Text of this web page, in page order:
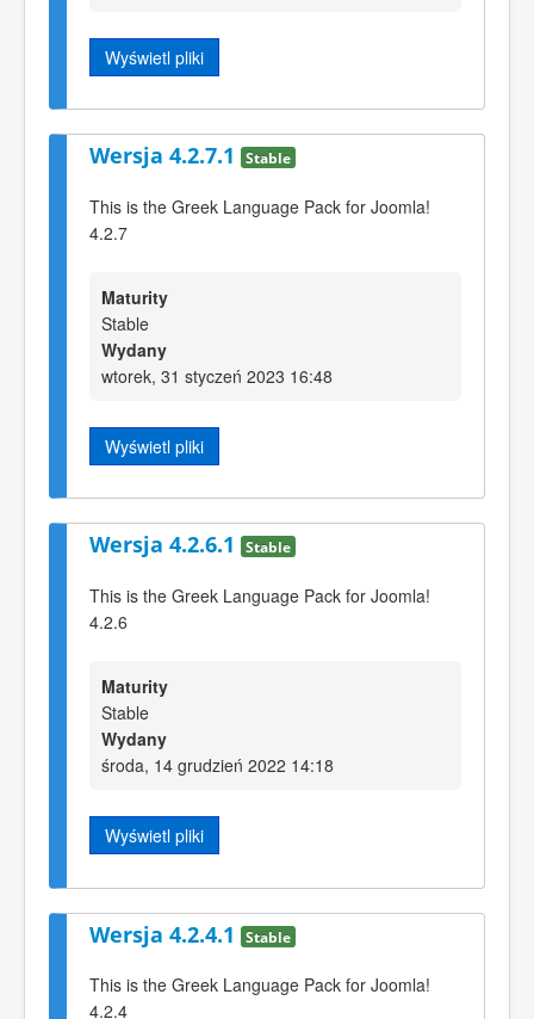
Wyświetl pliki
Wersja 4.2.7.1 Stable
This is the Greek Language Pack for Joomla!
4.2.7
Maturity
Stable
Wydany
wtorek, 31 styczeń 2023 16:48
Wyświetl pliki
Wersja 4.2.6.1 Stable
This is the Greek Language Pack for Joomla!
4.2.6
Maturity
Stable
Wydany
środa, 14 grudzień 2022 14:18
Wyświetl pliki
Wersja 4.2.4.1 Stable
This is the Greek Language Pack for Joomla!
4.2.4